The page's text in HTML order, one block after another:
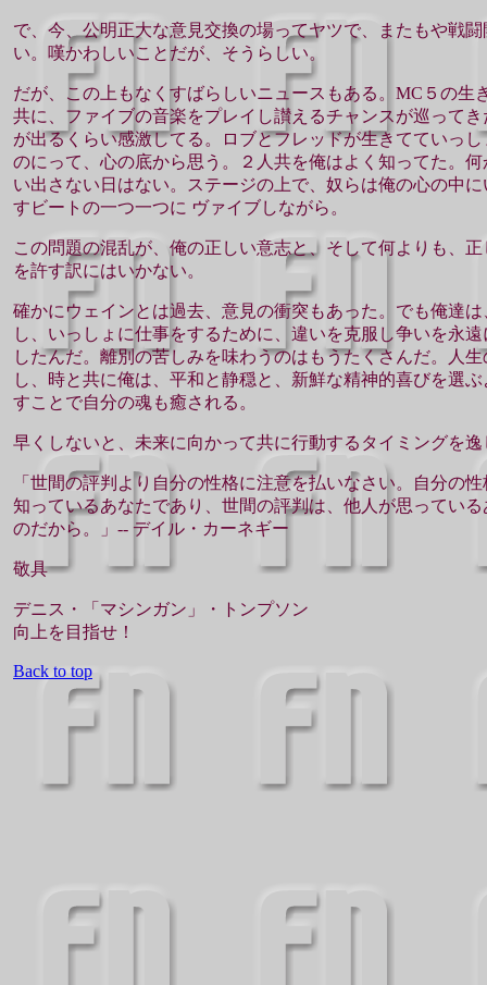
で、今、公明正大な意見交換の場ってヤツで、またもや戦
い。嘆かわしいことだが、そうらしい。
だが、この上もなくすばらしいニュースもある。MC５の生
共に、ファイブの音楽をプレイし讃えるチャンスが巡って
が出るくらい感激してる。ロブとフレッドが生きてていっ
のにって、心の底から思う。２人共を俺はよく知ってた。
い出さない日はない。ステージの上で、奴らは俺の心の中に
すビートの一つ一つに ヴァイブしながら。
この問題の混乱が、俺の正しい意志と、そして何よりも、
を許す訳にはいかない。
確かにウェインとは過去、意見の衝突もあった。でも俺達
し、いっしょに仕事をするために、違いを克服し争いを永
したんだ。離別の苦しみを味わうのはもうたくさんだ。人
し、時と共に俺は、平和と静穏と、新鮮な精神的喜びを選
すことで自分の魂も癒される。
早くしないと、未来に向かって共に行動するタイミングを
「世間の評判より自分の性格に注意を払いなさい。自分の
知っているあなたであり、世間の評判は、他人が思ってい
のだから。」-- デイル・カーネギー
敬具
デニス・「マシンガン」・トンプソン
向上を目指せ！
Back to top